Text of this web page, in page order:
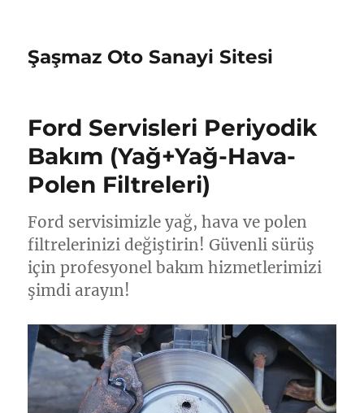
Şaşmaz Oto Sanayi Sitesi
Ford Servisleri Periyodik
Bakım (Yağ+Yağ-Hava-
Polen Filtreleri)
Ford servisimizle yağ, hava ve polen
filtrelerinizi değiştirin! Güvenli sürüş
için profesyonel bakım hizmetlerimizi
şimdi arayın!